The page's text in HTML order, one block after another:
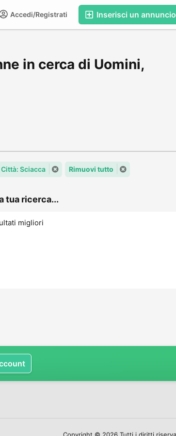
Inserisci un annuncio
Accedi/Registrati
in cerca di Uomini,
Città: Sciacca Rimuovi tutto
tua ricerca...
migliori